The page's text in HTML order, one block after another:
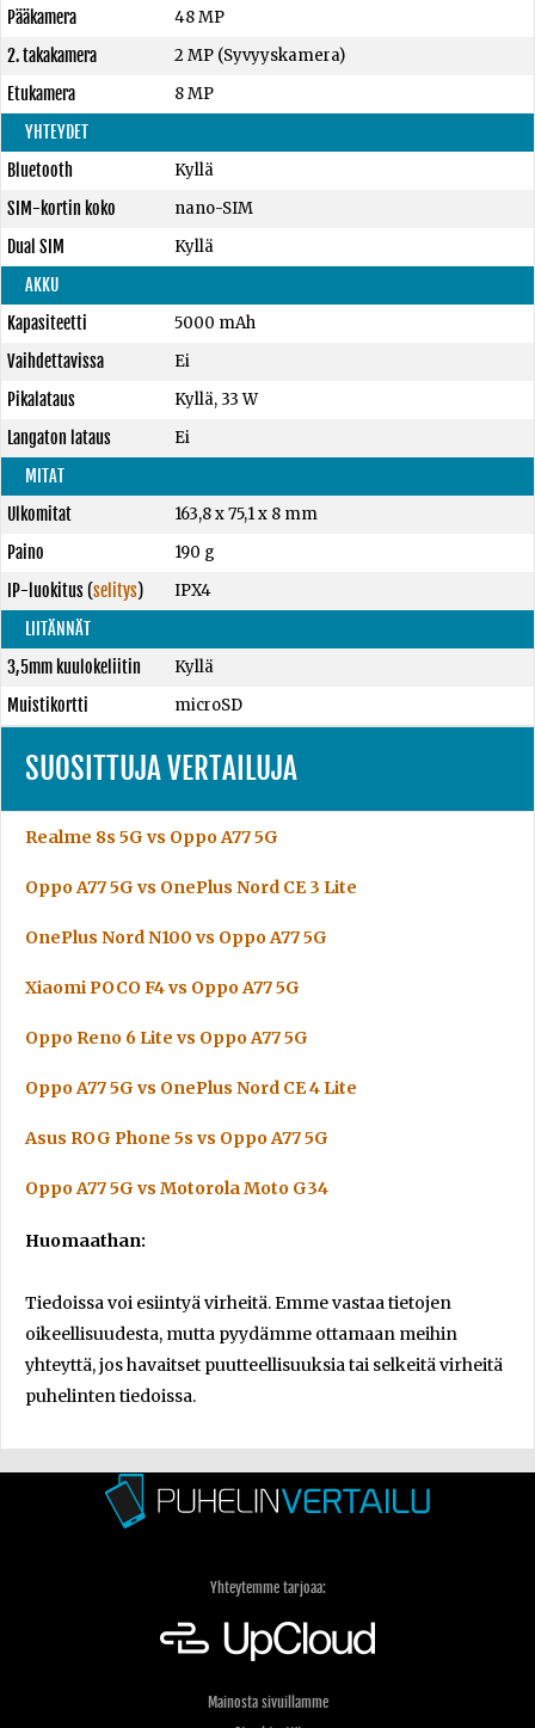
Pääkamera
48 MP
2. takakamera
2 MP (Syvyyskamera)
Etukamera
8 MP
YHTEYDET
Bluetooth
Kyllä
SIM-kortin koko
nano-SIM
Dual SIM
Kyllä
AKKU
Kapasiteetti
5000 mAh
Vaihdettavissa
Ei
Pikalataus
Kyllä, 33 W
Langaton lataus
Ei
MITAT
Ulkomitat
163,8 x 75,1 x 8 mm
Paino
190 g
IP-luokitus(selitys)
IPX4
LIITÄNNÄT
3,5mm kuulokeliitin
Kyllä
Muistikortti
microSD
SUOSITTUJA VERTAILUJA
Realme 8s 5G vs Oppo A77 5G
Oppo A77 5G vs OnePlus Nord CE 3 Lite
OnePlus Nord N100 vs Oppo A77 5G
Xiaomi POCO F4 vs Oppo A77 5G
Oppo Reno 6 Lite vs Oppo A77 5G
Oppo A77 5G vs OnePlus Nord CE 4 Lite
Asus ROG Phone 5s vs Oppo A77 5G
Oppo A77 5G vs Motorola Moto G34
Huomaathan:
Tiedoissa voi esiintyä virheitä. Emme vastaa tietojen
oikeellisuudesta, mutta pyydämme ottamaan meihin
yhteyttä, jos havaitset puutteellisuuksia tai selkeitä virheitä
puhelinten tiedoissa.
Yhteytemme tarjoaa:
Mainosta sivuillamme